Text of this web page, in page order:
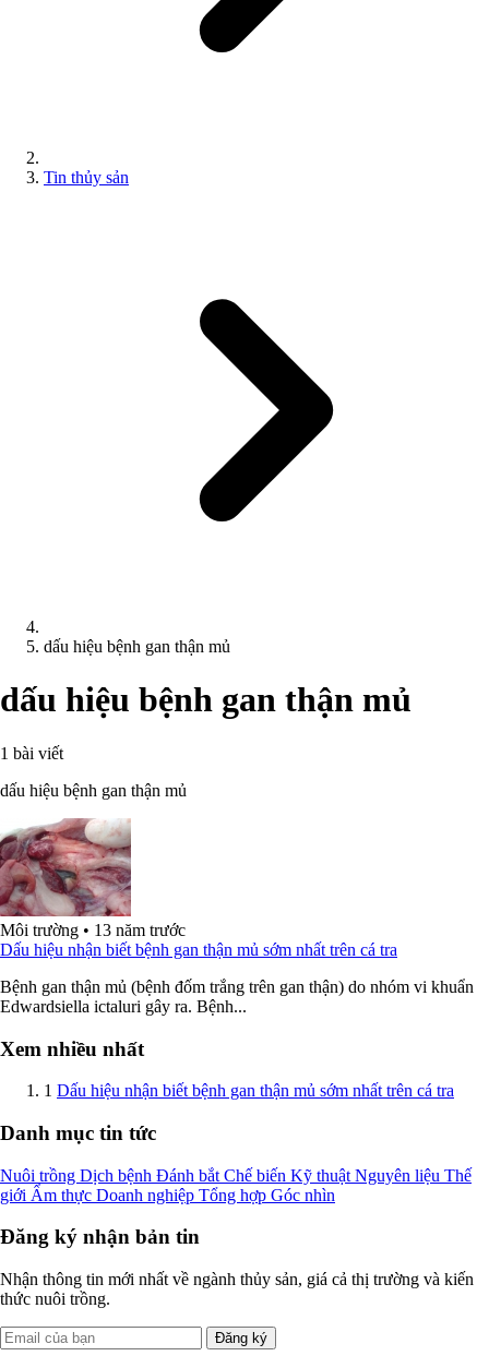
Tin thủy sản
dấu hiệu bệnh gan thận mủ
dấu hiệu bệnh gan thận mủ
1 bài viết
dấu hiệu bệnh gan thận mủ
Môi trường • 13 năm trước
Dấu hiệu nhận biết bệnh gan thận mủ sớm nhất trên cá tra
Bệnh gan thận mủ (bệnh đốm trắng trên gan thận) do nhóm vi khuẩn
Edwardsiella ictaluri gây ra. Bệnh...
Xem nhiều nhất
1 Dấu hiệu nhận biết bệnh gan thận mủ sớm nhất trên cá tra
Danh mục tin tức
Nuôi trồng Dịch bệnh Đánh bắt Chế biến Kỹ thuật Nguyên liệu Thế
giới Ẩm thực Doanh nghiệp Tổng hợp Góc nhìn
Đăng ký nhận bản tin
Nhận thông tin mới nhất về ngành thủy sản, giá cả thị trường và kiến
thức nuôi trồng.
Đăng ký